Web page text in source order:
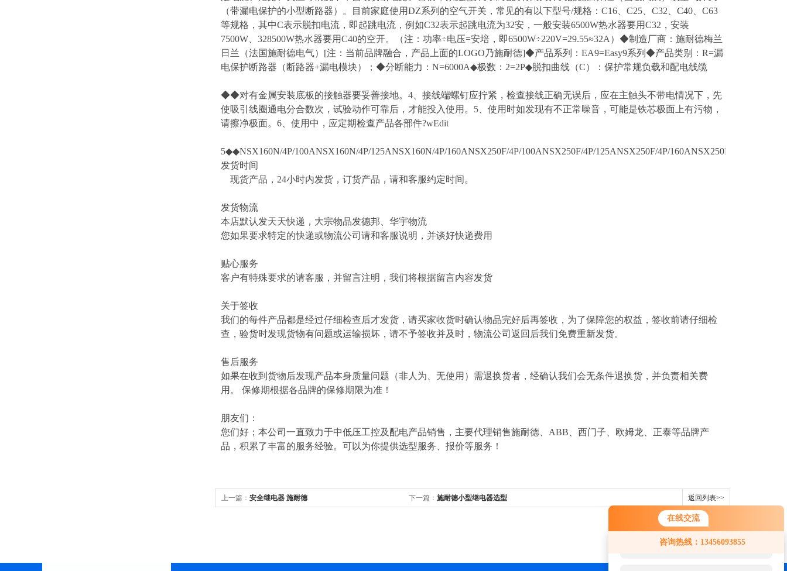
在线交流
咨询热线：13456093855
您好！欢迎前来咨询，很高兴为您
服务，请问您要咨询什么问题呢？
（带漏电保护的小型断路器）。目前家庭使用DZ系列的空气开关，常见的有以下型号/规格：C16、C25、C32、C40、C63
等规格，其中C表示脱扣电流，即起跳电流，例如C32表示起跳电流为32安，一般安装6500W热水器要用C32，安装
7500W、328500W热水器要用C40的空开。（注：功率÷电压=安培，即6500W÷220V=29.55≈32A）◆制造厂商：施耐德梅兰
日兰（法国施耐德电气）[注：当前品牌融合，产品上面的LOGO乃施耐德]◆产品系列：EA9=Easy9系列◆产品类别：R=漏
电保护断路器（断路器+漏电模块）；◆分断能力：N=6000A◆极数：2=2P◆脱扣曲线（C）：保护常规负载和配电线缆
◆◆对有金属安装底板的接触器要妥善接地。4、接线端螺钉应拧紧，检查接线正确无误后，应在主触头不带电情况下，先
使吸引线圈通电分合数次，试验动作可靠后，才能投入使用。5、使用时如发现有不正常噪音，可能是铁芯极面上有污物，
请擦净极面。6、使用中，应定期检查产品各部件?wEdit
5◆◆NSX160N/4P/100ANSX160N/4P/125ANSX160N/4P/160ANSX250F/4P/100ANSX250F/4P/125ANSX250F/4P/160ANSX250F/4P/
发货时间
现货产品，24小时内发货，订货产品，请和客服约定时间。
发货物流
本店默认发天天快递，大宗物品发德邦、华宇物流
您如果要求特定的快递或物流公司请和客服说明，并谈好快递费用
贴心服务
客户有特殊要求的请客服，并留言注明，我们将根据留言内容发货
关于签收
我们的每件产品都是经过仔细检查后才发货，请买家收货时确认物品完好后再签收，为了保障您的权益，签收前请仔细检
查，验货时发现货物有问题或运输损坏，请不予签收并及时，物流公司返回后我们免费重新发货。
售后服务
如果在收到货物后发现产品本身质量问题（非人为、无使用）需退换货者，经确认我们会无条件退换货，并负责相关费
用。 保修期根据各品牌的保修期限为准！
朋友们：
您们好；本公司一直致力于中低压工控及配电产品销售，主要代理销售施耐德、ABB、西门子、欧姆龙、正泰等品牌产
品，积累了丰富的服务经验。可以为你提供选型服务、报价等服务！
上一篇： 安全继电器 施耐德 下一篇： 施耐德小型继电器选型 返回列表>>